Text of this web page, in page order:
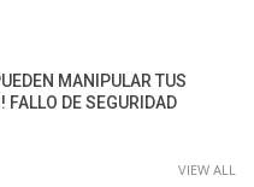
MANIPULAR TUS
FALLO DE SEGURIDAD
VIEW ALL